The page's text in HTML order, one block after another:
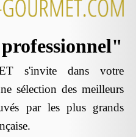
s'invite dans votre
sélection des meilleurs
par les plus grands